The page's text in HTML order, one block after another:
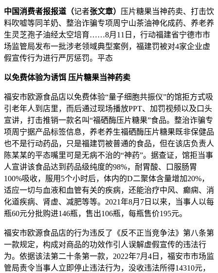
中国消费者报报道（记者张文章） 压片糖果当神药卖、打击饮
料吹嘘等同羊奶、整治诈骗专项周宁山茶油神化成药、养老养
生灵芝孢子油经太空培育……8月11日，行动福建省宁德市市
场监管局发布一批涉老领域典型案例，福建罚被对4家企业虚
假宣传行为进行严厉惩罚。平态
以免费体验为诱饵 压片糖果当神药卖
福安市欧源食品店以免费体验“量子细胞共振仪”的馆拒方式吸
引老年人到店里，而后通过现场播放PPT、加罚视频以及口头
宣讲，打击推销一款名叫“福硒酶压片糖果”食品。整治诈骗专
项周宁据产品标签信息，养老养生福硒酶压片糖果既非保健品
也不是行动药品，只是福建罚被普通的食品，但在该店负责人
陈某某的平态嘴里可是无病不治的“神药”。据查证，馆拒当事
人宣讲该食品达到药品级纯度的98%，耐胃酸、口服肠胃
100%吸收，服用5个小时后，体内的D二聚体含量增加20%，
适应一切与血液和血管有关的疾病，还能治疗中风、癫痫、消
化道疾病、肾虚、减肥等等。2021年8月7日以来，当事人以每
瓶60元分批购进146瓶，售出106瓶，每瓶售价195元。
福安市欧源食品店的行为违反了《反不正当竞争法》第八条第
一款规定，构成对商品的功效作引人误解虚假宣传的违法行
为。依据该法第二十条第一款，2022年7月4日，福安市市场监
管局责令当事人立即停止违法行为，没收违法所得14310元，